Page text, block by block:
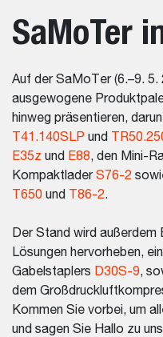
SaMoTer
Auf der SaMoTer (6.–9.
ausgewogene
hinweg präsentieren,
T41.140SLP und
E35z und E88, den Mini-
KompaktladerS76-2
T650 und T86-2.
Der Stand wird
Lösungen hervorheben,
Gabelstaplers D30S-9,
dem
Kommen Sie vorbei, um
und sagen Sie Hallo zu